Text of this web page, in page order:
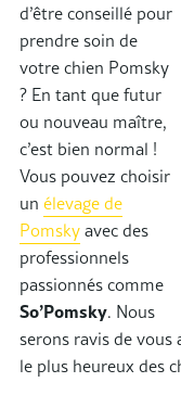
d’être conseillé pour
prendre soin de
votre chien Pomsky
? En tant que futur
ou nouveau maître,
c’est bien normal !
Vous pouvez choisir
un élevage de
Pomskyavec des
professionnels
passionnés comme
So’Pomsky. Nous
serons ravis de
le plus heureux des